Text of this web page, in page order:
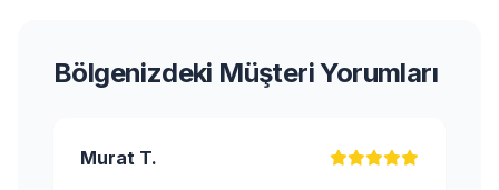
Bölgenizdeki Müşteri Yorumları
Murat T.